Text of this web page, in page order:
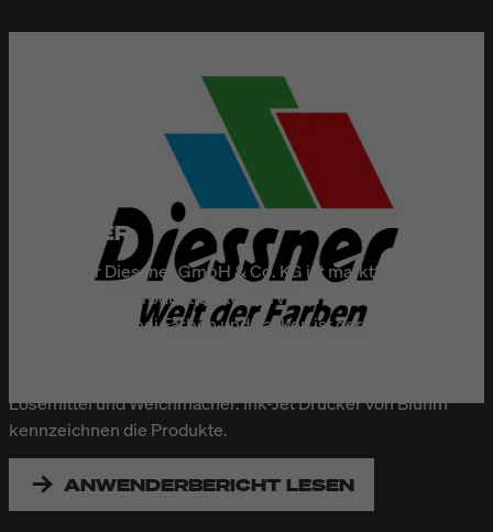
DIESSNER
Die Berliner Diessner GmbH & Co. KG ist marktführend
hinsichtlich der Produktion konservierungsmittelfreier
Farben. Gerade bei Farben und Lacken ist der Umweltschutz
Lösemittel und Weichmacher. Ink-Jet Drucker von Bluhm
kennzeichnen die Produkte.
ANWENDERBERICHT LESEN